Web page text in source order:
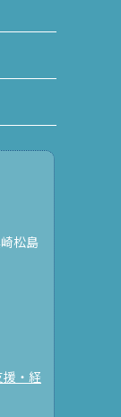
松島
援・経